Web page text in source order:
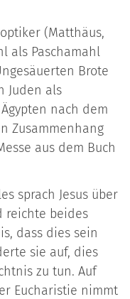
(Matthäus,
als Paschamahl
Brote
Juden als
nach dem
Zusammenhang
aus dem Buch
sprach Jesus über
reichte beides
dass dies sein
sie auf, dies
zu tun. Auf
Eucharistie nimmt